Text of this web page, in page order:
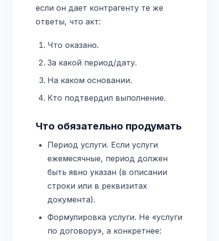
если он дает контрагенту те же
ответы, что акт:
Что оказано.
За какой период/дату.
На каком основании.
Кто подтвердил выполнение.
Что обязательно продумать
Период услуги. Если услуги
ежемесячные, период должен
быть явно указан (в описании
строки или в реквизитах
документа).
Формулировка услуги. Не «услуги
по договору», а конкретнее: